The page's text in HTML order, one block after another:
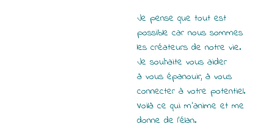
Je pense que tout est
possible car nous sommes
les créateurs de notre vie.
Je souhaite vous aider
à vous épanouir, à vous
connecter à votre potentiel.
Voilà ce qui m’anime et me
donne de l’élan.